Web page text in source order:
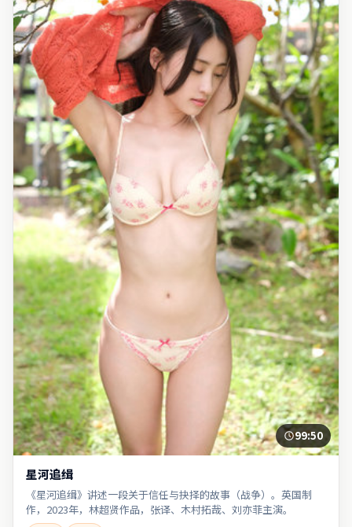
99:50
星河追缉
《星河追缉》讲述一段关于信任与抉择的故事（战争）。英国制
作，2023年，林超贤作品，张译、木村拓哉、刘亦菲主演。